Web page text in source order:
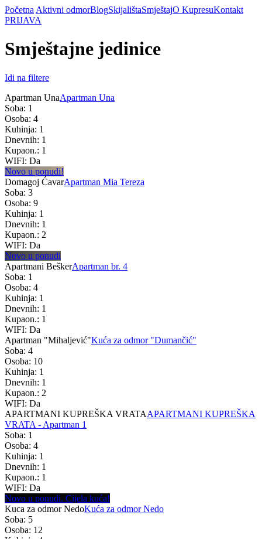
Početna Aktivni odmorBlogSkijalištaSmještajO KupresuKontakt
PRIJAVA
Smještajne jedinice
Idi na filtere
Apartman UnaApartman Una
Soba: 1
Osoba: 4
Kuhinja: 1
Dnevnih: 1
Kupaon.: 1
WIFI: Da
Novo u ponudi!
Domagoj ĆavarApartman Mia Tereza
Soba: 3
Osoba: 9
Kuhinja: 1
Dnevnih: 1
Kupaon.: 2
WIFI: Da
Novo u ponudi
Apartmani BeškerApartman br. 4
Soba: 1
Osoba: 4
Kuhinja: 1
Dnevnih: 1
Kupaon.: 1
WIFI: Da
Apartman "Mihaljević"Kuća za odmor "Dumančić"
Soba: 4
Osoba: 10
Kuhinja: 1
Dnevnih: 1
Kupaon.: 2
WIFI: Da
APARTMANI KUPREŠKA VRATAAPARTMANI KUPREŠKA
VRATA - Apartman 1
Soba: 1
Osoba: 4
Kuhinja: 1
Dnevnih: 1
Kupaon.: 1
WIFI: Da
Novo u ponudi. Cijela kuća!
Kuca za odmor NedoKuća za odmor Nedo
Soba: 5
Osoba: 12